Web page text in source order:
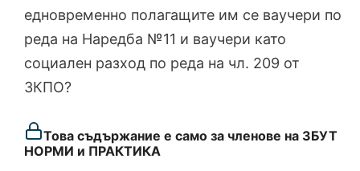
едновременно полагащите им се ваучери по
реда на Наредба №11 и ваучери като
социален разход по реда на чл. 209 от
ЗКПО?
Това съдържание е само за членове на ЗБУТ
НОРМИ и ПРАКТИКА